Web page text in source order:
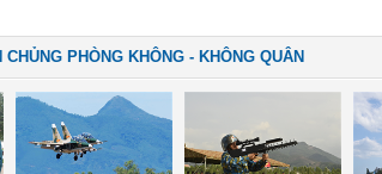
PHÒNG KHÔNG - KHÔNG QUÂN